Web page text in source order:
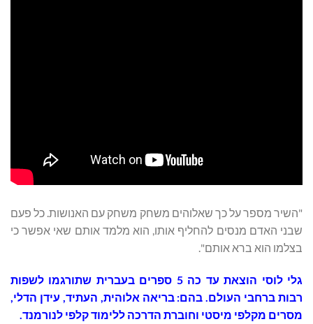
"השיר מספר על כך שאלוהים משחק משחק עם האנושות. כל פעם
שבני האדם מנסים להחליף אותו, הוא מלמד אותם שאי אפשר כי
בצלמו הוא ברא אותם".
גלי לוסי הוצאת עד כה 5 ספרים בעברית שתורגמו לשפות
רבות ברחבי העולם. בהם: בריאה אלוהית, העתיד, עידן הדלי,
מסרים מקלפי מיסטי וחוברת הדרכה ללימוד קלפי לנורמנד.